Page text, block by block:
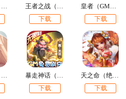
下载
下载
下载
下载